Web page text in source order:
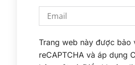
Trang web này được bảo
reCAPTCHA và áp dụng